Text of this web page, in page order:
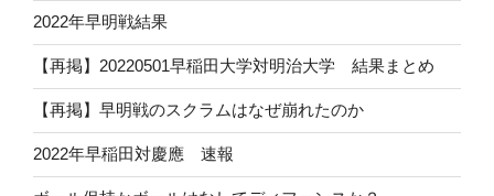
2022年早明戦結果
【再掲】20220501早稲田大学対明治大学 結果まとめ
【再掲】早明戦のスクラムはなぜ崩れたのか
2022年早稲田対慶應 速報